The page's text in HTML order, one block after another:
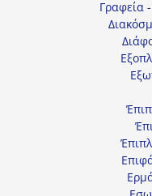
Γραφεία